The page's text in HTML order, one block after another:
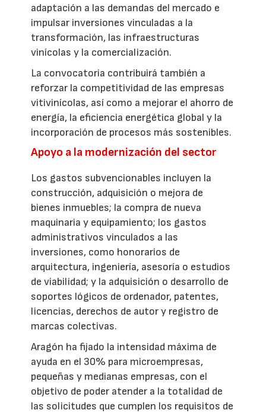
adaptación a las demandas del mercado e
impulsar inversiones vinculadas a la
transformación, las infraestructuras
vinícolas y la comercialización.
La convocatoria contribuirá también a
reforzar la competitividad de las empresas
vitivinícolas, así como a mejorar el ahorro de
energía, la eficiencia energética global y la
incorporación de procesos más sostenibles.
Apoyo a la modernización del sector
Los gastos subvencionables incluyen la
construcción, adquisición o mejora de
bienes inmuebles; la compra de nueva
maquinaria y equipamiento; los gastos
administrativos vinculados a las
inversiones, como honorarios de
arquitectura, ingeniería, asesoría o estudios
de viabilidad; y la adquisición o desarrollo de
soportes lógicos de ordenador, patentes,
licencias, derechos de autor y registro de
marcas colectivas.
Aragón ha fijado la intensidad máxima de
ayuda en el 30% para microempresas,
pequeñas y medianas empresas, con el
objetivo de poder atender a la totalidad de
las solicitudes que cumplen los requisitos de